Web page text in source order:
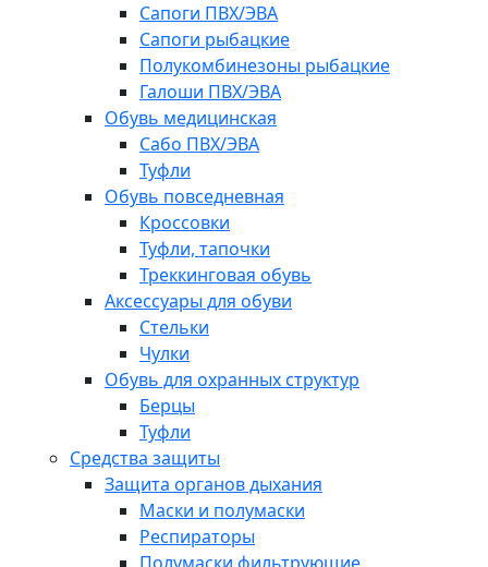
Сапоги ПВХ/ЭВА
Сапоги рыбацкие
Полукомбинезоны рыбацкие
Галоши ПВХ/ЭВА
Обувь медицинская
Сабо ПВХ/ЭВА
Туфли
Обувь повседневная
Кроссовки
Туфли, тапочки
Треккинговая обувь
Аксессуары для обуви
Стельки
Чулки
Обувь для охранных структур
Берцы
Туфли
Средства защиты
Защита органов дыхания
Маски и полумаски
Респираторы